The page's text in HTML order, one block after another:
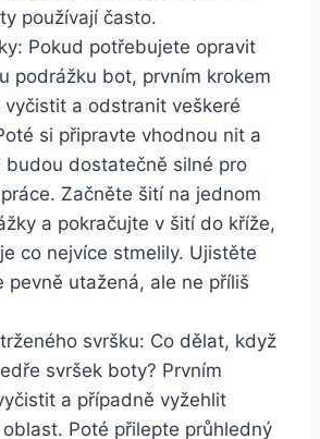
používají často.
‌Pokud potřebujete opravit
podrážku‌ bot, prvním krokem
vyčistit a odstranit veškeré
si připravte vhodnou nit a
budou dostatečně silné pro
Začněte šití na jednom
a​ pokračujte⁤ v ‌šití do kříže,
co nejvíce stmelily. ‍Ujistěte
pevně ⁤utažená, ale ​ne příliš⁢
svršku: Co dělat, když
svršek boty?‍ Prvním
a případně‌ vyžehlit
Poté přilepte průhledný